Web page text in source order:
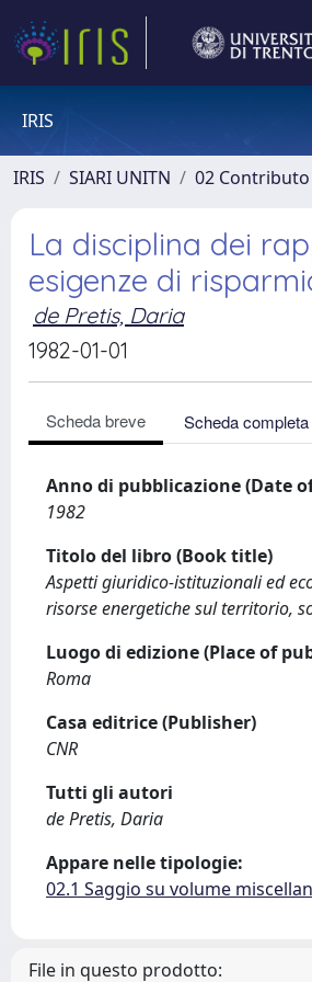
IRIS
IRIS SIARI UNITN 02
La disciplina dei
esigenze di
de Pretis, Daria
1982-01-01
Scheda breve Scheda completa
Anno di pubblicazione (Date
1982
Titolo del libro (Book title)
Aspetti giuridico-istituzionali ed
risorse energetiche sul territorio,
Luogo di edizione (Place of
Roma
Casa editrice (Publisher)
CNR
Tutti gli autori
de Pretis, Daria
Appare nelle tipologie:
02.1 Saggio su volume
File in questo prodotto: